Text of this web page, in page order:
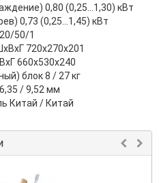
0,80 (0,25...1,30) кВт
0,73 (0,25...1,45) кВт
50/1
720х270х201
660х530х240
блок 8 / 27 кг
/ 9,52 мм
Китай / Китай